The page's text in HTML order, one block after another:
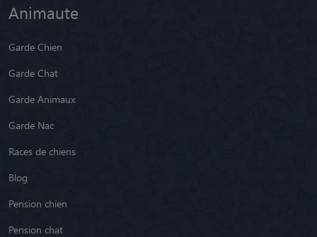
Animaute
Garde Chien
Garde Chat
Garde Animaux
Garde Nac
Races de chiens
Blog
Pension chien
Pension chat